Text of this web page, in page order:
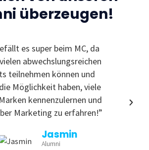
überzeugen!
es super beim MC, da
abwechslungsreichen
teilnehmen können und
Möglichkeit haben, viele
kennenzulernen und
Marketing zu erfahren!”
Jasmin
Alumni